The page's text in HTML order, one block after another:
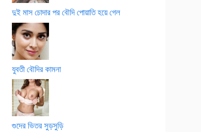
দুই মাস চোদার পর বৌদি পোয়াতি হয়ে গেল
যুবতী বৌদির কামনা
গুদের ভিতর সুড়সুড়ি